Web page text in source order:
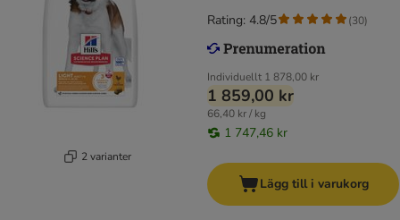
2 varianter
Individuellt 1 878,00 kr
1 859,00 kr
66,40 kr / kg
1 747,46 kr
Rating: 4.8/5 (30)
Lägg till i varukorg